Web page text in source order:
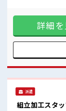
社会人経験が浅
ここから経験積
ルドーザー
≫ これ
丈夫♪
向け≫
上あ
や髪
福利厚生
過ぎな
詳細
派遣
組立加工スタ